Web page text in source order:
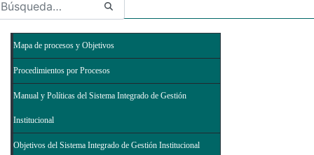
Mapa de procesos y Objetivos
Procedimientos por Procesos
Manual y Políticas del Sistema Integrado de Gestión
Institucional
Objetivos del Sistema Integrado de Gestión Institucional